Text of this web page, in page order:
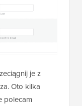
je z
Oto kilka
polecam